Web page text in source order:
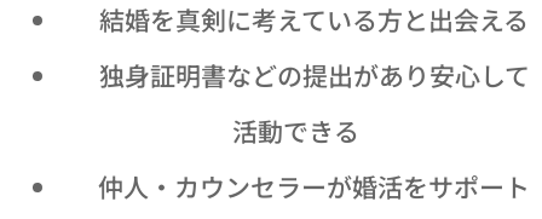
💖 結婚を真剣に考えている方と出会える
📄 独身証明書などの提出があり安心して
活動できる
🤝 仲人・カウンセラーが婚活をサポート